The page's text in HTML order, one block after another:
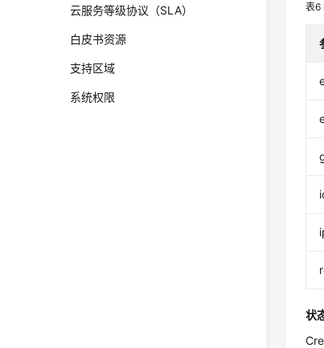
云服务等级协议（SLA）
白皮书资源
支持区域
系统权限
表6
状